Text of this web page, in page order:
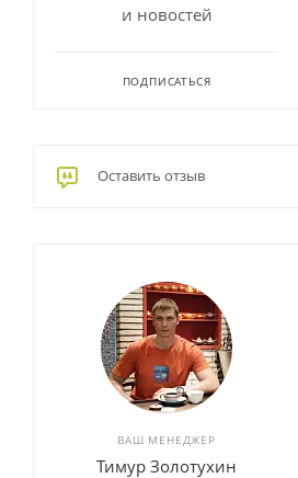
и новостей
ПОДПИСАТЬСЯ
Оставить отзыв
ВАШ МЕНЕДЖЕР
Тимур Золотухин